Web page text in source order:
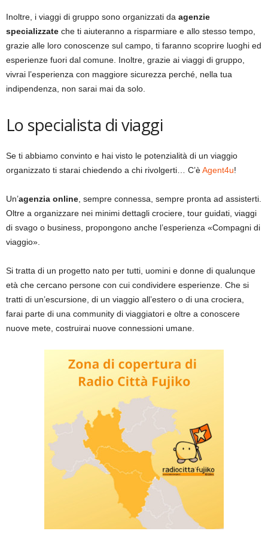
Inoltre, i viaggi di gruppo sono organizzati da agenzie
specializzate che ti aiuteranno a risparmiare e allo stesso tempo,
grazie alle loro conoscenze sul campo, ti faranno scoprire luoghi ed
esperienze fuori dal comune. Inoltre, grazie ai viaggi di gruppo,
vivrai l’esperienza con maggiore sicurezza perché, nella tua
indipendenza, non sarai mai da solo.
Lo specialista di viaggi
Se ti abbiamo convinto e hai visto le potenzialità di un viaggio
organizzato ti starai chiedendo a chi rivolgerti… C’èAgent4u!
Un’agenzia online, sempre connessa, sempre pronta ad assisterti.
Oltre a organizzare nei minimi dettagli crociere, tour guidati, viaggi
di svago o business, propongono anche l’esperienza «Compagni di
viaggio».
Si tratta di un progetto nato per tutti, uomini e donne di qualunque
età che cercano persone con cui condividere esperienze. Che si
tratti di un’escursione, di un viaggio all’estero o di una crociera,
farai parte di una community di viaggiatori e oltre a conoscere
nuove mete, costruirai nuove connessioni umane.